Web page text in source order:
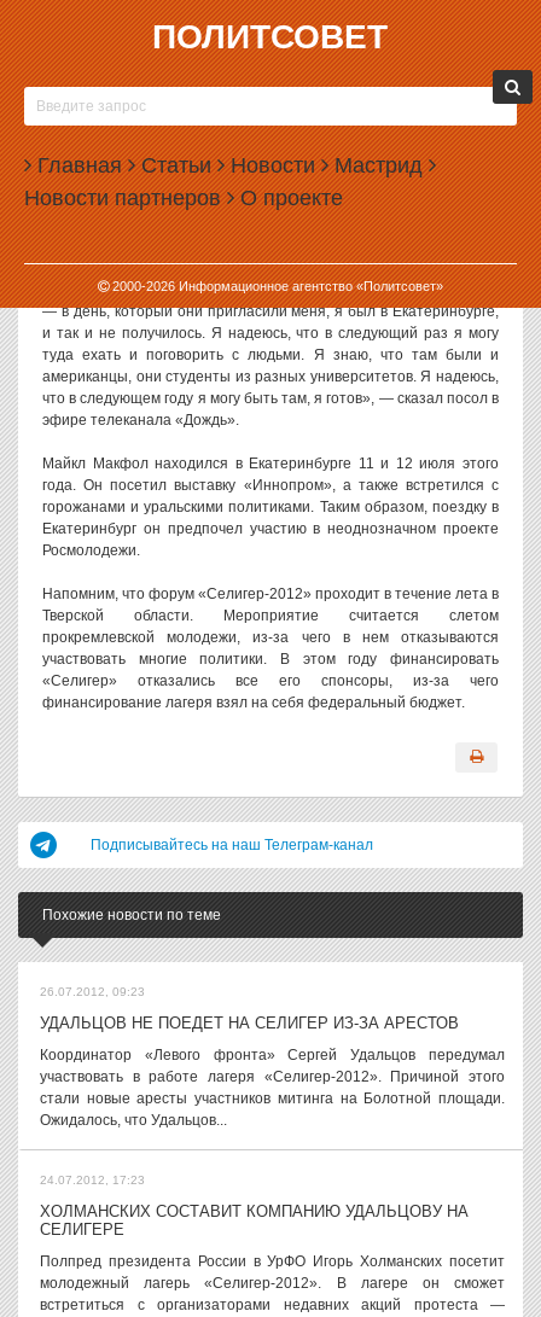
ПОЛИТСОВЕТ
Главная Статьи Новости Мастрид
Новости партнеров О проекте
2000-2026Информационное агентство «Политсовет»
30.07.2012, 17:21
МАКФОЛ НЕ ПОЕХАЛ НА СЕЛИГЕР ИЗ-ЗА
ЕКАТЕРИНБУРГА
Посол США в России Майкл Макфол объяснил свой отказ
посетить молодежный лагерь «Селигер». Оказывается, в этот же
день он должен был находиться в Екатеринбурге и решил не
отменять свою поездку в уральскую столицу.
«Они меня пригласили, я хотел туда съездить, и так получилось
— в день, который они пригласили меня, я был в Екатеринбурге,
и так и не получилось. Я надеюсь, что в следующий раз я могу
туда ехать и поговорить с людьми. Я знаю, что там были и
американцы, они студенты из разных университетов. Я надеюсь,
что в следующем году я могу быть там, я готов», — сказал посол в
эфире телеканала «Дождь».
Майкл Макфол находился в Екатеринбурге 11 и 12 июля этого
года. Он посетил выставку «Иннопром», а также встретился с
горожанами и уральскими политиками. Таким образом, поездку в
Екатеринбург он предпочел участию в неоднозначном проекте
Росмолодежи.
Напомним, что форум «Селигер-2012» проходит в течение лета в
Тверской области. Мероприятие считается слетом
прокремлевской молодежи, из-за чего в нем отказываются
участвовать многие политики. В этом году финансировать
«Селигер» отказались все его спонсоры, из-за чего
финансирование лагеря взял на себя федеральный бюджет.
Подписывайтесь на наш Телеграм-канал
Похожие новости по теме
26.07.2012, 09:23
УДАЛЬЦОВ НЕ ПОЕДЕТ НА СЕЛИГЕР ИЗ-ЗА АРЕСТОВ
Координатор «Левого фронта» Сергей Удальцов передумал
участвовать в работе лагеря «Селигер-2012». Причиной этого
стали новые аресты участников митинга на Болотной площади.
Ожидалось, что Удальцов...
24.07.2012, 17:23
ХОЛМАНСКИХ СОСТАВИТ КОМПАНИЮ УДАЛЬЦОВУ НА
СЕЛИГЕРЕ
Полпред президента России в УрФО Игорь Холманских посетит
молодежный лагерь «Селигер-2012». В лагере он сможет
встретиться с организаторами недавних акций протеста —